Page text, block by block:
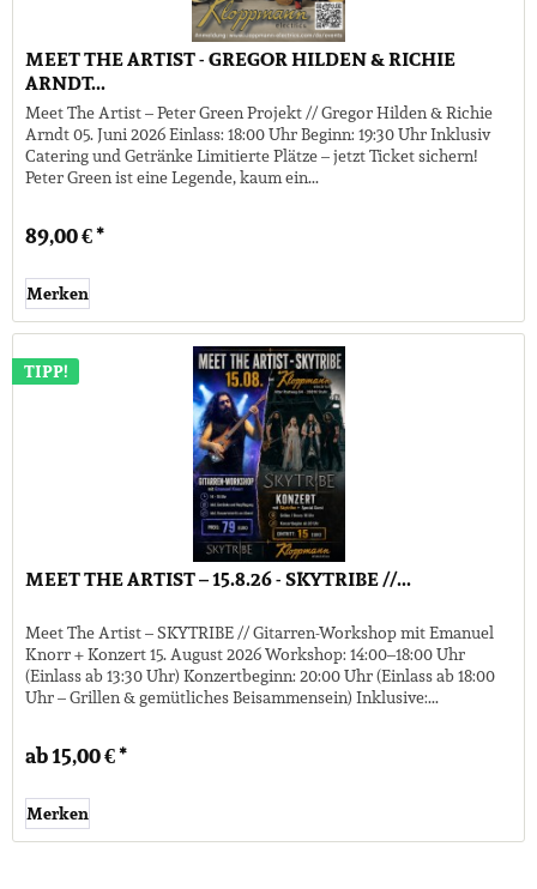
MEET THE ARTIST - GREGOR HILDEN & RICHIE
ARNDT...
Meet The Artist – Peter Green Projekt // Gregor Hilden & Richie
Arndt 05. Juni 2026 Einlass: 18:00 Uhr Beginn: 19:30 Uhr Inklusiv
Catering und Getränke Limitierte Plätze – jetzt Ticket sichern!
Peter Green ist eine Legende, kaum ein...
89,00 € *
Merken
TIPP!
MEET THE ARTIST – 15.8.26 - SKYTRIBE //...
Meet The Artist – SKYTRIBE // Gitarren-Workshop mit Emanuel
Knorr + Konzert 15. August 2026 Workshop: 14:00–18:00 Uhr
(Einlass ab 13:30 Uhr) Konzertbeginn: 20:00 Uhr (Einlass ab 18:00
Uhr – Grillen & gemütliches Beisammensein) Inklusive:...
ab 15,00 € *
Merken